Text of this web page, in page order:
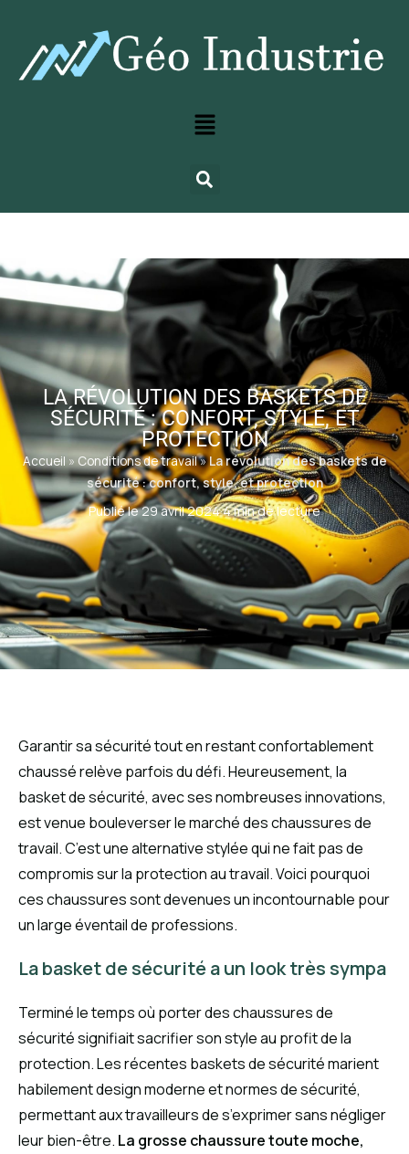
LA RÉVOLUTION DES BASKETS DE
SÉCURITÉ : CONFORT, STYLE, ET
PROTECTION
Accueil» Conditions de travail»La révolution des baskets de
sécurité : confort, style, et protection
Publié le 29 avril 2024·4 min de lecture
Garantir sa sécurité tout en restant confortablement
chaussé relève parfois du défi. Heureusement, la
basket de sécurité, avec ses nombreuses innovations,
est venue bouleverser le marché des chaussures de
travail. C’est une alternative stylée qui ne fait pas de
compromis sur la protection au travail. Voici pourquoi
ces chaussures sont devenues un incontournable pour
un large éventail de professions.
La basket de sécurité a un look très sympa
Terminé le temps où porter des chaussures de
sécurité signifiait sacrifier son style au profit de la
protection. Les récentes baskets de sécurité marient
habilement design moderne et normes de sécurité,
permettant aux travailleurs de s’exprimer sans négliger
leur bien-être. La grosse chaussure toute moche,